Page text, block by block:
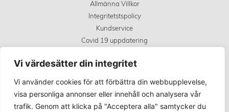
Vi värdesätter din integritet
Vi använder cookies för att förbättra din webbupplevelse,
visa personliga annonser eller innehåll och analysera vår
trafik. Genom att klicka på "Acceptera alla" samtycker du
Allmänna Villkor
Integritetstspolicy
Kundservice
Covid 19 uppdatering
Betalningsalternativ
Frakt och leverans